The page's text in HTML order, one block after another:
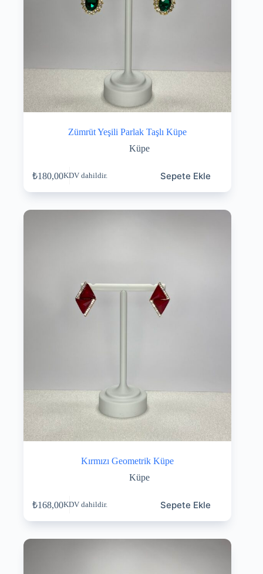
Zümrüt Yeşili Parlak Taşlı Küpe
Küpe
₺180,00KDV dahildir. Sepete Ekle
Kırmızı Geometrik Küpe
Küpe
₺168,00KDV dahildir. Sepete Ekle